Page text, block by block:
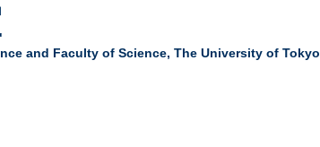
and Faculty of Science, The University of Tokyo